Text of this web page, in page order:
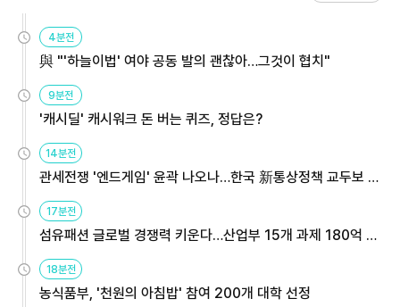
4분전
與 "'하늘이법' 여야 공동 발의 괜찮아…그것이 협치"
9분전
'캐시딜' 캐시워크 돈 버는 퀴즈, 정답은?
14분전
관세전쟁 '엔드게임' 윤곽 나오나…한국 新통상정책 교두보 활
용해야
17분전
섬유패션 글로벌 경쟁력 키운다…산업부 15개 과제 180억 지
원
18분전
농식품부, '천원의 아침밥' 참여 200개 대학 선정